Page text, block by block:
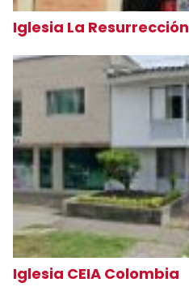
Iglesia La Resurrección
Iglesia CEIA Colombia